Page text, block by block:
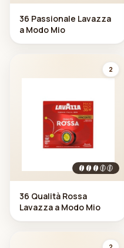
36 Passionale Lavazza
a Modo Mio
2
36 Qualità Rossa
Lavazza a Modo Mio